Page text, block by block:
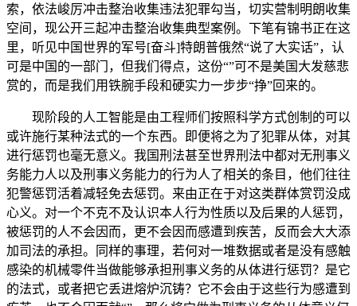
索，依法峻厉冲击整治收集违法犯罪勾当，切实营制明朗收集
空间，现公开三起冲击整治收集典型案例。下笔有锦书正在这
里，听见中国世界的军号[奋斗]特朗普俄然“说了大实话”，认
可是中国的一部门，但我们得点，这份“”可不是美国大发慈悲
赏的，而是我们用铁腕手段和硬实力一步步“挣”回来的。
现阶段的人工智能是由工程师们按照科学方式创制的可以
或许施行某种法式的一个东西。即便将之为了犯罪从体，对其
进行惩罚也毫无意义。我国刑法甚至世界刑法中都对无刑事义
务能力人以及刑事义务能力的行为人了相关的条目，他们往往
犯警惩罚活着减轻免去惩罚。来由正在于对这类群体赏罚没成
心义。对一个不克不及认识本人行为性质以及后果的人惩罚，
被惩罚的人不会因而，更不会因而感遭到疾苦，反而会大大添
加司法的承担。同样的事理，若何对一堆数据或者是没有感触
感染的机械零件当做能够承担刑事义务的从体进行惩罚？是它
的法式，或者把它丢进熔炉沉铸？它不会由于这些行为感遭到